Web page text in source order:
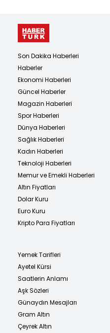
Son Dakika Haberleri
Haberler
Ekonomi Haberleri
Güncel Haberler
Magazin Haberleri
Spor Haberleri
Dünya Haberleri
Sağlık Haberleri
Kadın Haberleri
Teknoloji Haberleri
Memur ve Emekli Haberleri
Altın Fiyatları
Dolar Kuru
Euro Kuru
Kripto Para Fiyatları
Yemek Tarifleri
Ayetel Kürsi
Saatlerin Anlamı
Aşk Sözleri
Günaydın Mesajları
Gram Altın
Çeyrek Altın